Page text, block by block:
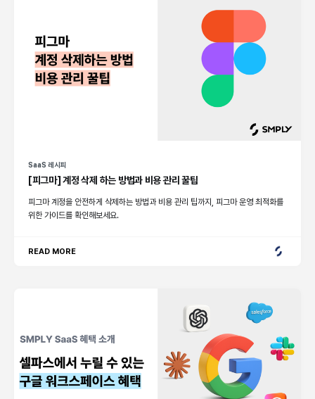
SaaS 레시피
[피그마] 계정 삭제 하는 방법과 비용 관리 꿀팁
피그마 계정을 안전하게 삭제하는 방법과 비용 관리 팁까지, 피그마 운영 최적화를
위한 가이드를 확인해보세요.
READ MORE